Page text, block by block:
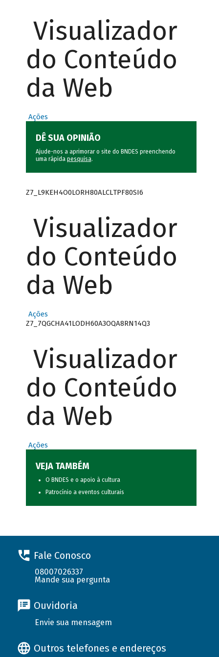
Visualizador
do Conteúdo
da Web
Ações
DÊ SUA OPINIÃO
Ajude-nos a aprimorar o site do BNDES preenchendo
uma rápida pesquisa.
Z7_L9KEH4O0LORH80ALCLTPF80SI6
Visualizador
do Conteúdo
da Web
Ações
Z7_7QGCHA41LODH60A3OQA8RN14Q3
Visualizador
do Conteúdo
da Web
Ações
VEJA TAMBÉM
O BNDES e o apoio à cultura
Patrocínio a eventos culturais
Fale Conosco
08007026337
Mande sua pergunta
Ouvidoria
Envie sua mensagem
Outros telefones e endereços